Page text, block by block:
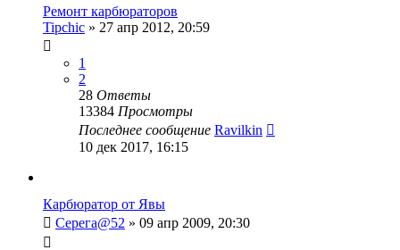
Ремонт карбюраторов
Tipchic » 27 апр 2012, 20:59
1
2
28 Ответы
13384 Просмотры
Последнее сообщение Ravilkin
10 дек 2017, 16:15
Карбюратор от Явы
Серега@52 » 09 апр 2009, 20:30